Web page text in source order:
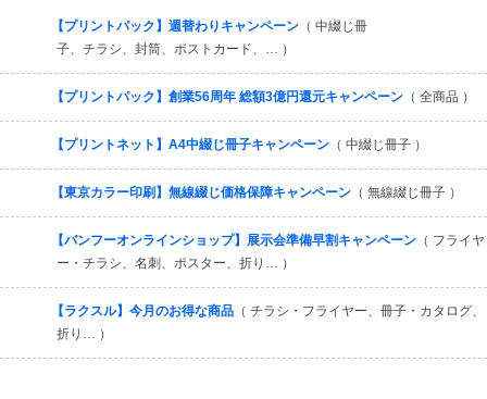
【プリントパック】週替わりキャンペーン （ 中綴じ冊
子、チラシ、封筒、ポストカード、… ）
【プリントパック】創業56周年 総額3億円還元キャンペーン （ 全商品 ）
【プリントネット】A4中綴じ冊子キャンペーン （ 中綴じ冊子 ）
【東京カラー印刷】無線綴じ価格保障キャンペーン （ 無線綴じ冊子 ）
【バンフーオンラインショップ】展示会準備早割キャンペーン （ フライヤ
ー・チラシ、名刺、ポスター、折り… ）
【ラクスル】今月のお得な商品 （ チラシ・フライヤー、冊子・カタログ、
折り… ）